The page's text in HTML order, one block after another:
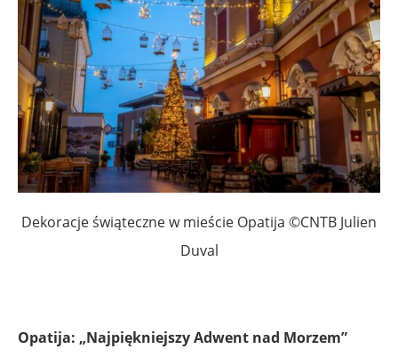
Dekoracje świąteczne w mieście Opatija ©CNTB Julien
Duval
Opatija: „Najpiękniejszy Adwent nad Morzem”